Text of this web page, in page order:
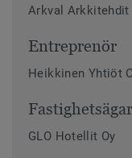
Arkval Arkkitehdit
Entreprenör
Heikkinen Yhtiöt
GLO Hotellit Oy